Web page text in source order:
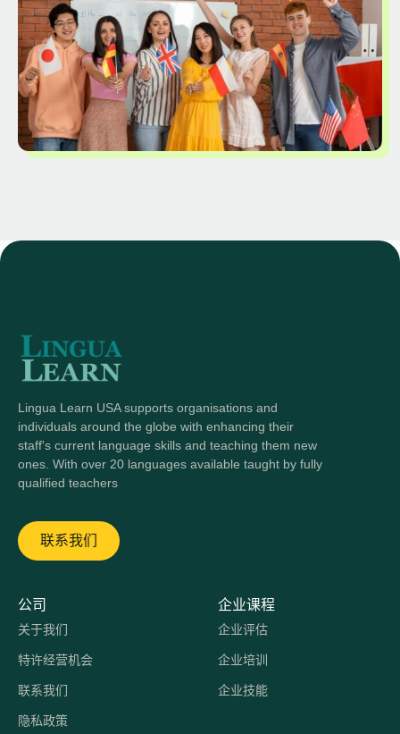
Lingua Learn USA supports organisations and
individuals around the globe with enhancing their
staff's current language skills and teaching them new
ones. With over 20 languages available taught by fully
qualified teachers
联系我们
公司
关于我们
特许经营机会
联系我们
隐私政策
企业课程
企业评估
企业培训
企业技能